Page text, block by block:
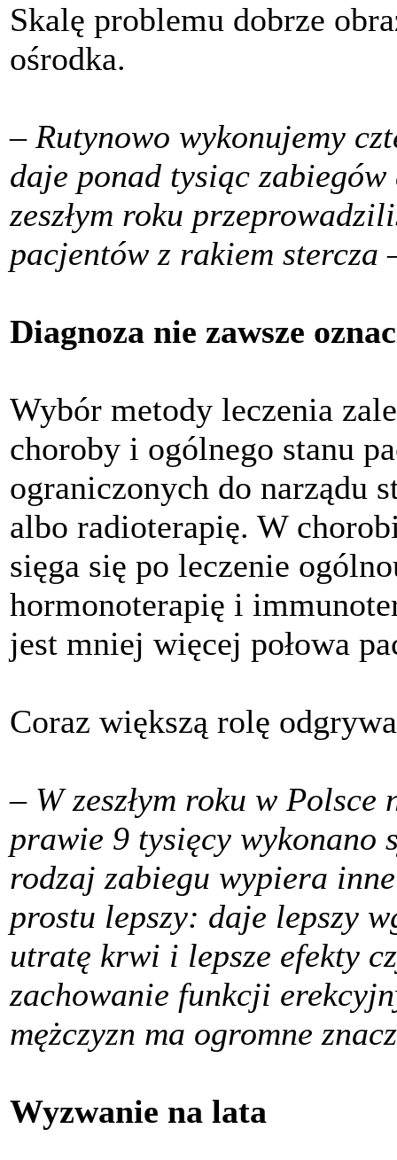
Skalę problemu dobrze
ośrodka.
– Rutynowo wykonujemy
daje ponad tysiąc
zeszłym roku
pacjentów z rakiem stercza
Diagnoza nie zawsze
Wybór metody leczenia
choroby i ogólnego stanu
ograniczonych do narządu
albo radioterapię. W
sięga się po leczenie
hormonoterapię i
jest mniej więcej połowa
Coraz większą rolę
– W zeszłym roku w
prawie 9 tysięcy wykonano
rodzaj zabiegu wypiera
prostu lepszy: daje lepszy
utratę krwi i lepsze efekty
zachowanie funkcji
mężczyzn ma ogromne
Wyzwanie na lata